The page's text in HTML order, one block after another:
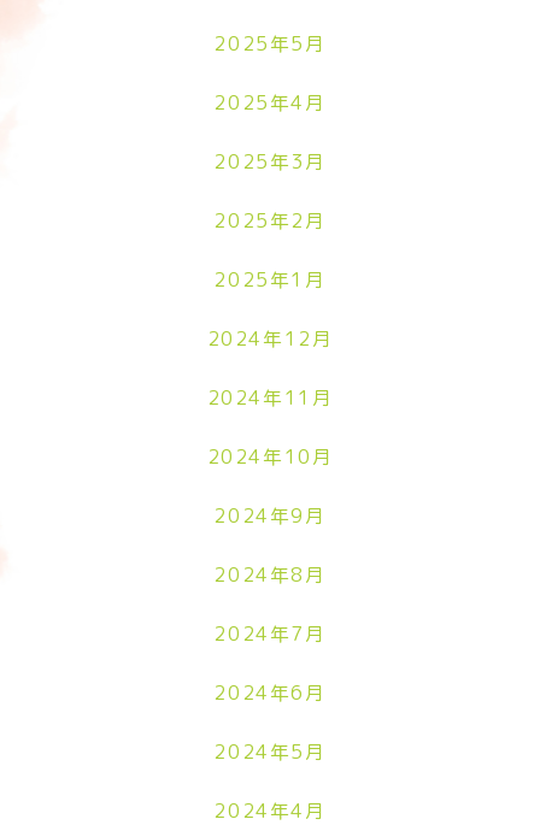
2025年5月
2025年4月
2025年3月
2025年2月
2025年1月
2024年12月
2024年11月
2024年10月
2024年9月
2024年8月
2024年7月
2024年6月
2024年5月
2024年4月